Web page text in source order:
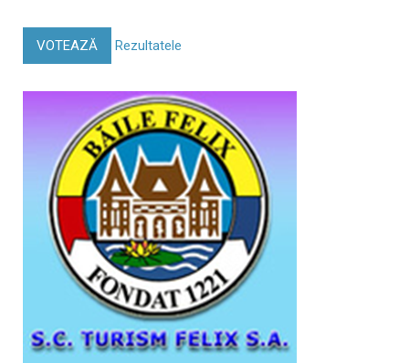
VOTEAZĂ Rezultatele